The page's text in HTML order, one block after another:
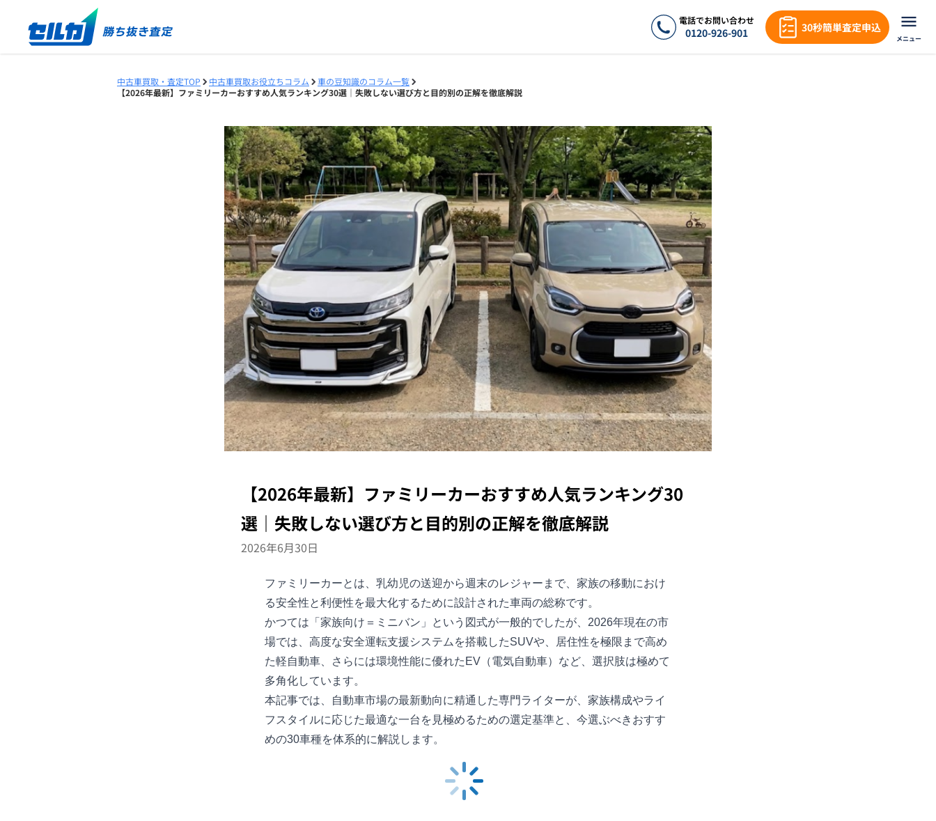
電話でお問い合わせ
0120-926-901 30秒簡単査定申込
メニュー
中古車買取・査定TOP 中古車買取お役立ちコラム
車の豆知識のコラム一覧
【2026年最新】ファミリーカーおすすめ人気ランキング30選｜失敗しない選び方と目的別の正解を徹底解説
【2026年最新】ファミリーカーおすすめ人気ランキング30
選｜失敗しない選び方と目的別の正解を徹底解説
2026年6月30日
ファミリーカーとは、乳幼児の送迎から週末のレジャーまで、家族の移動におけ
る安全性と利便性を最大化するために設計された車両の総称です。
かつては「家族向け＝ミニバン」という図式が一般的でしたが、2026年現在の市
場では、高度な安全運転支援システムを搭載したSUVや、居住性を極限まで高め
た軽自動車、さらには環境性能に優れたEV（電気自動車）など、選択肢は極めて
多角化しています。
本記事では、自動車市場の最新動向に精通した専門ライターが、家族構成やライ
フスタイルに応じた最適な一台を見極めるための選定基準と、今選ぶべきおすす
めの30車種を体系的に解説します。